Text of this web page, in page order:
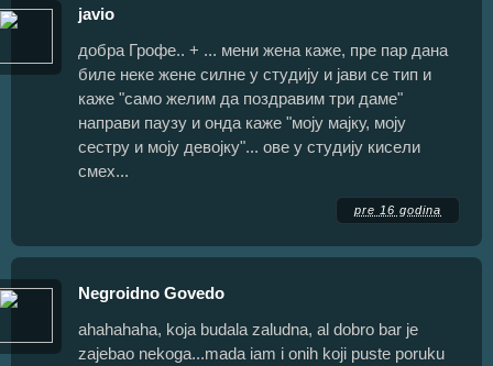
javio
добра Грофе.. + ... мени жена каже, пре пар дана
биле неке жене силне у студију и јави се тип и
каже "само желим да поздравим три даме"
направи паузу и онда каже "моју мајку, моју
сестру и моју девојку"... ове у студију кисели
смех...
pre 16 godina
Negroidno Govedo
ahahahaha, koja budala zaludna, al dobro bar je
zajebao nekoga...mada iam i onih koji puste poruku